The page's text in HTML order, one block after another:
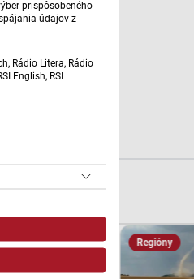
prispôsobeného
údajov z
Rádio Litera, Rádio
English, RSI
Slovensko Regióny